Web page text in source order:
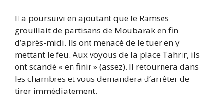
Il a poursuivi en ajoutant que le Ramsès
grouillait de partisans de Moubarak en fin
d’après-midi. Ils ont menacé de le tuer en y
mettant le feu. Aux voyous de la place Tahrir, ils
ont scandé « en finir » (assez). Il retournera dans
les chambres et vous demandera d’arrêter de
tirer immédiatement.